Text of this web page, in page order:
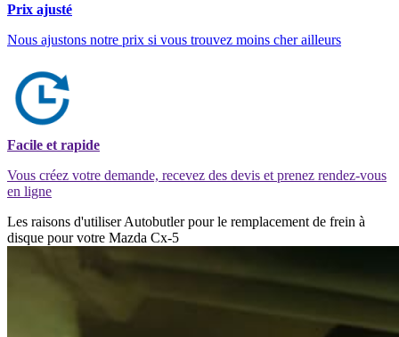
Prix ajusté
Nous ajustons notre prix si vous trouvez moins cher ailleurs
Facile et rapide
Vous créez votre demande, recevez des devis et prenez rendez-vous
en ligne
Les raisons d'utiliser Autobutler pour le remplacement de frein à
disque pour votre Mazda Cx-5